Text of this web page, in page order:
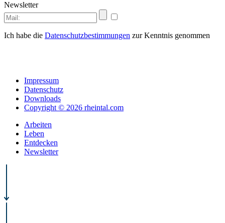
Newsletter
Ich habe die Datenschutzbestimmungen zur Kenntnis genommen
Impressum
Datenschutz
Downloads
Copyright © 2026 rheintal.com
Arbeiten
Leben
Entdecken
Newsletter